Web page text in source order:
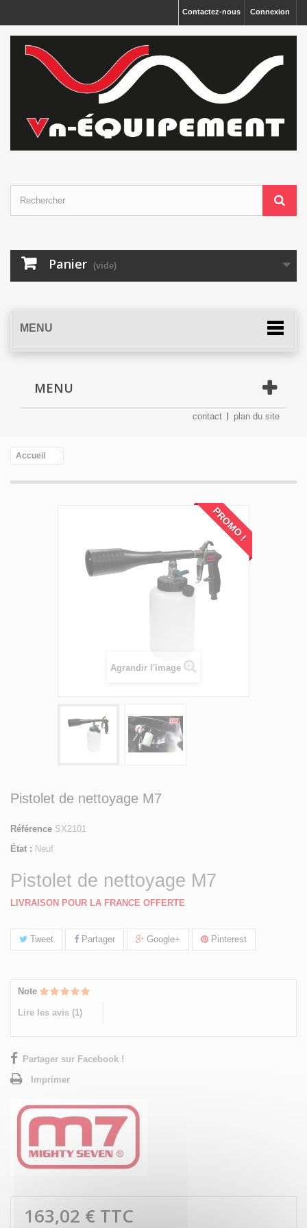
Connexion
Contactez-nous
Panier (vide)
MENU
MENU
contact plan du site
Accueil
PROMO !
Agrandir l'image
Pistolet de nettoyage M7
Référence SX2101
État : Neuf
Pistolet de nettoyage M7
LIVRAISON POUR LA FRANCE OFFERTE
Tweet Partager Google+ Pinterest
Note
Lire les avis (1)
Partager sur Facebook !
Imprimer
163,02 € TTC